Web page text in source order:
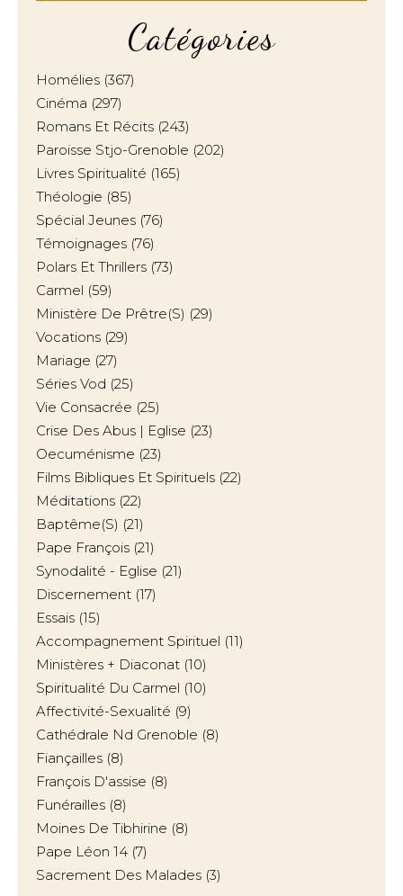
Catégories
Homélies (367)
Cinéma (297)
Romans Et Récits (243)
Paroisse Stjo-Grenoble (202)
Livres Spiritualité (165)
Théologie (85)
Spécial Jeunes (76)
Témoignages (76)
Polars Et Thrillers (73)
Carmel (59)
Ministère De Prêtre(s) (29)
Vocations (29)
Mariage (27)
Séries Vod (25)
Vie Consacrée (25)
Crise Des Abus | Eglise (23)
Oecuménisme (23)
Films Bibliques Et Spirituels (22)
Méditations (22)
Baptême(s) (21)
Pape François (21)
Synodalité - Eglise (21)
Discernement (17)
Essais (15)
Accompagnement Spirituel (11)
Ministères + Diaconat (10)
Spiritualité Du Carmel (10)
Affectivité-Sexualité (9)
Cathédrale Nd Grenoble (8)
Fiançailles (8)
François D'assise (8)
Funérailles (8)
Moines De Tibhirine (8)
Pape Léon 14 (7)
Sacrement Des Malades (3)